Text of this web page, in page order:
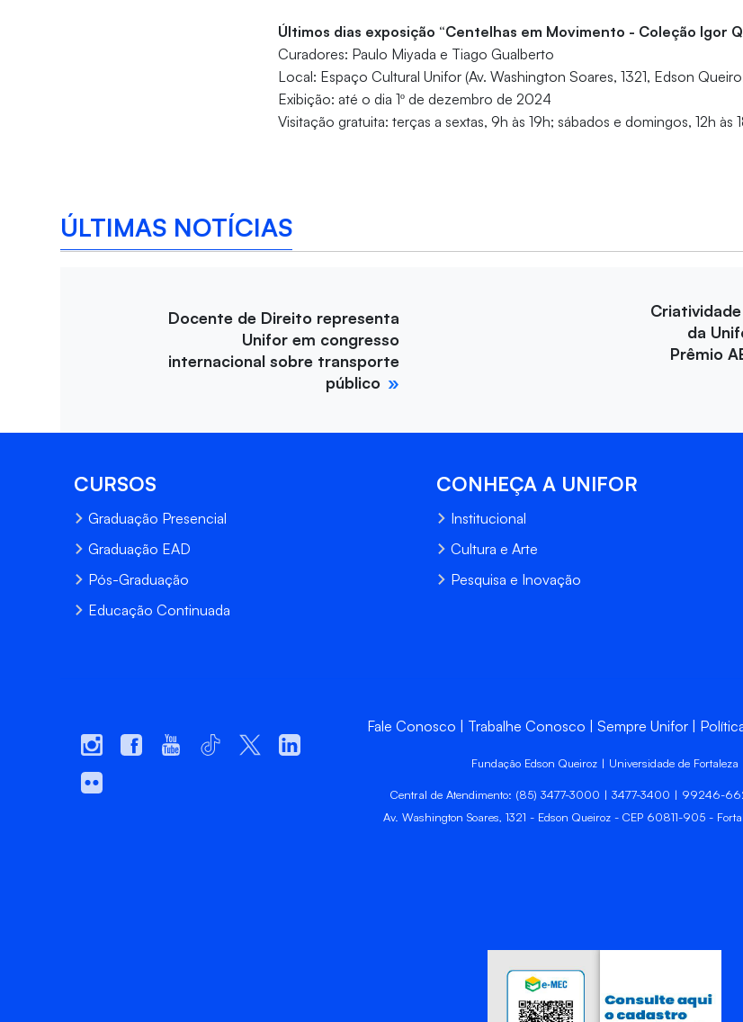
Últimos dias exposição “Centelhas em Movimento - Coleção Igor
Curadores: Paulo Miyada e Tiago Gualberto
Local: Espaço Cultural Unifor (Av. Washington Soares, 1321, Edson
Exibição: até o dia 1º de dezembro de 2024
Visitação gratuita: terças a sextas, 9h às 19h; sábados e domingos, 12h às
ÚLTIMAS NOTÍCIAS
Docente de Direito representa
Unifor em congresso
internacional sobre transporte
público
da
Prêmio
CURSOS
Graduação Presencial
Graduação EAD
Pós-Graduação
Educação Continuada
CONHEÇA A UNIFOR
Institucional
Cultura e Arte
Pesquisa e Inovação
Fale Conosco Trabalhe Conosco Sempre Unifor
Fundação Edson Queiroz | Universidade de Fortaleza
Central de Atendimento: (85) 3477-3000 | 3477-3400 | 99246-
Av. Washington Soares, 1321 - Edson Queiroz - CEP 60811-905 -